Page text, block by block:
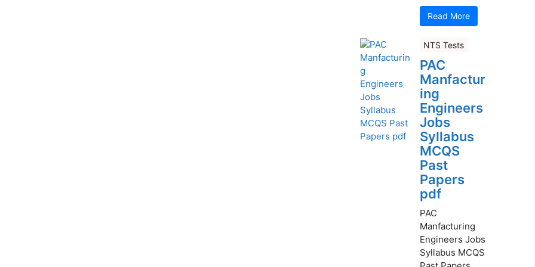
Read More
NTS Tests
PAC
Manfactur
ing
Engineers
Jobs
Syllabus
MCQS
Past
Papers
pdf
PAC
Manfacturing
Engineers Jobs
Syllabus MCQS